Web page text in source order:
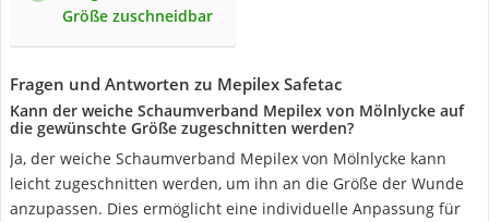
Größe zuschneidbar
Fragen und Antworten zu Mepilex Safetac
Kann der weiche Schaumverband Mepilex von Mölnlycke auf
die gewünschte Größe zugeschnitten werden?
Ja, der weiche Schaumverband Mepilex von Mölnlycke kann
leicht zugeschnitten werden, um ihn an die Größe der Wunde
anzupassen. Dies ermöglicht eine individuelle Anpassung für